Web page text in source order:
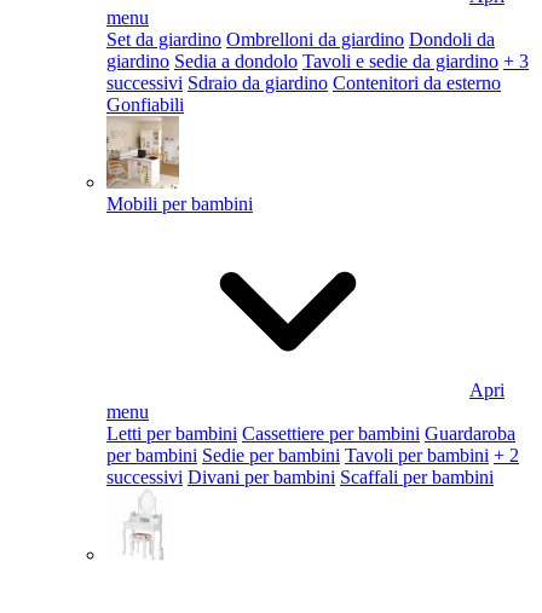
menu
Set da giardino Ombrelloni da giardino Dondoli da
giardino Sedia a dondolo Tavoli e sedie da giardino + 3
successivi Sdraio da giardino Contenitori da esterno
Gonfiabili
Mobili per bambini
Apri
menu
Letti per bambini Cassettiere per bambini Guardaroba
per bambini Sedie per bambini Tavoli per bambini + 2
successivi Divani per bambini Scaffali per bambini